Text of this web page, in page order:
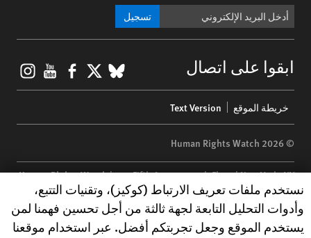
تسجيل
ابقوا على اتصال BlueSky
X
menu
خريطة الموقع Text Version
© 2026 Human Rights Watch
Human Rights Watch| 350 Fifth Avenue, 34th Floor | New York,NY
10118-3299 USA|t 1.212.290.4700
Human Rights Watchis a 501(C)(3) nonprofit registered in the US
under EIN: 13-2875808
Human Rights Watch cookie preferences
نستخدم ملفات تعريف الارتباط (كوكيز)، وتقنيات التتبع،
وأدوات التحليل التابعة لجهة ثالثة من أجل تحسين فهمنا لمن
يستخدم الموقع وجعل تجربتكم أفضل. عبر استخدام موقعنا